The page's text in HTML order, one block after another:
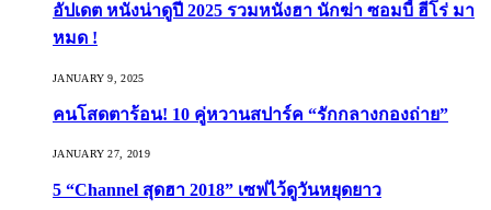
อัปเดต หนังน่าดูปี 2025 รวมหนังฮา นักฆ่า ซอมบี้ ฮีโร่ มา
หมด !
JANUARY 9, 2025
คนโสดตาร้อน! 10 คู่หวานสปาร์ค “รักกลางกองถ่าย”
JANUARY 27, 2019
5 “Channel สุดฮา 2018” เซฟไว้ดูวันหยุดยาว